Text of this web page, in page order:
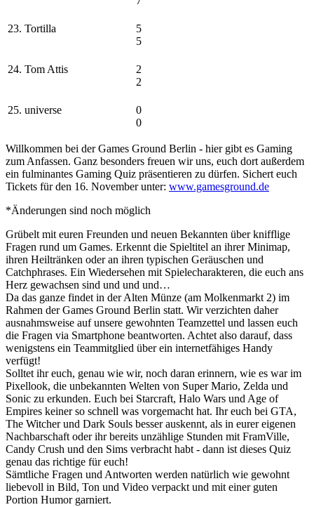
23. Tortilla
5
5
24. Tom Attis
2
2
25. universe
0
0
Willkommen bei der Games Ground Berlin - hier gibt es Gaming
zum Anfassen. Ganz besonders freuen wir uns, euch dort außerdem
ein fulminantes Gaming Quiz präsentieren zu dürfen. Sichert euch
Tickets für den 16. November unter: www.gamesground.de
*Änderungen sind noch möglich
Grübelt mit euren Freunden und neuen Bekannten über knifflige
Fragen rund um Games. Erkennt die Spieltitel an ihrer Minimap,
ihren Heiltränken oder an ihren typischen Geräuschen und
Catchphrases. Ein Wiedersehen mit Spielecharakteren, die euch ans
Herz gewachsen sind und und und…
Da das ganze findet in der Alten Münze (am Molkenmarkt 2) im
Rahmen der Games Ground Berlin statt. Wir verzichten daher
ausnahmsweise auf unsere gewohnten Teamzettel und lassen euch
die Fragen via Smartphone beantworten. Achtet also darauf, dass
wenigstens ein Teammitglied über ein internetfähiges Handy
verfügt!
Solltet ihr euch, genau wie wir, noch daran erinnern, wie es war im
Pixellook, die unbekannten Welten von Super Mario, Zelda und
Sonic zu erkunden. Euch bei Starcraft, Halo Wars und Age of
Empires keiner so schnell was vorgemacht hat. Ihr euch bei GTA,
The Witcher und Dark Souls besser auskennt, als in eurer eigenen
Nachbarschaft oder ihr bereits unzählige Stunden mit FramVille,
Candy Crush und den Sims verbracht habt - dann ist dieses Quiz
genau das richtige für euch!
Sämtliche Fragen und Antworten werden natürlich wie gewohnt
liebevoll in Bild, Ton und Video verpackt und mit einer guten
Portion Humor garniert.